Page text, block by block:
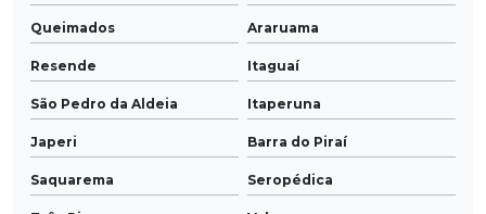
Queimados Araruama
Resende Itaguaí
São Pedro da Aldeia Itaperuna
Japeri Barra do Piraí
Saquarema Seropédica